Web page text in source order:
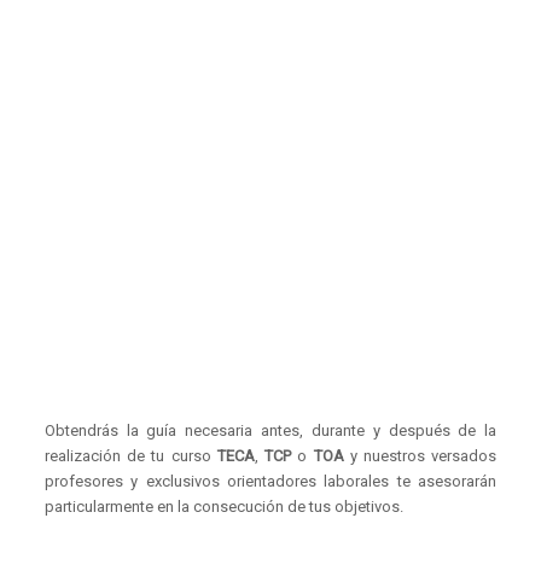
Obtendrás la guía necesaria antes, durante y después de la
realización de tu curso TECA,TCPo TOAy nuestros versados
profesores y exclusivos orientadores laborales te asesorarán
particularmente en la consecución de tus objetivos.